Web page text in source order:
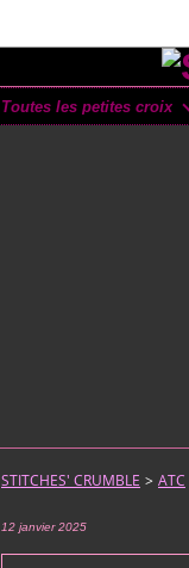
Toutes les petites croix
STITCHES' CRUMBLE > ATC
12 janvier 2025